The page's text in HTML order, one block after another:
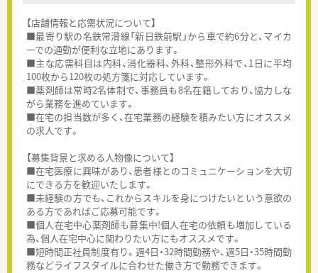
【店舗情報と応需状況について】
■最寄り駅の名鉄常滑線「新日鉄前駅」から車で約6分と、マイカ
ーでの通勤が便利な立地にあります。
■主な応需科目は内科、消化器科、外科、整形外科で、1日に平均
100枚から120枚の処方箋に対応しています。
■薬剤師は常時2名体制で、事務員も8名在籍しており、協力しな
がら業務を進めています。
■在宅の担当数が多く、在宅業務の経験を積みたい方にオススメ
の求人です。
【募集背景と求める人物像について】
■在宅医療に興味があり、患者様とのコミュニケーションを大切
にできる方を歓迎いたします。
■未経験の方でも、これからスキルを身につけたいという意欲の
ある方であればご応募可能です。
■個人在宅中心薬剤師も募集中!個人在宅の依頼も増加している
為、個人在宅中心に関わりたい方にもオススメです。
■短時間正社員制度有り。週4日・32時間勤務や、週5日・35時間勤
務などライフスタイルに合わせた働き方で勤務できます。